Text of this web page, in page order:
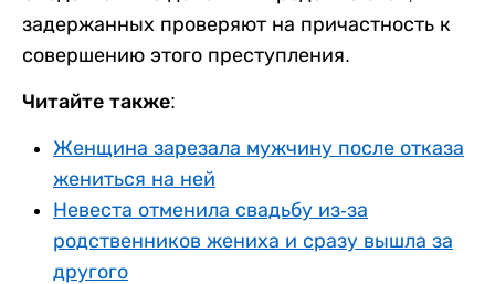
задержанных проверяют на причастность к
совершению этого преступления.
Читайте также:
Женщина зарезала мужчину после отказа
жениться на ней
Невеста отменила свадьбу из-за
родственников жениха и сразу вышла за
другого